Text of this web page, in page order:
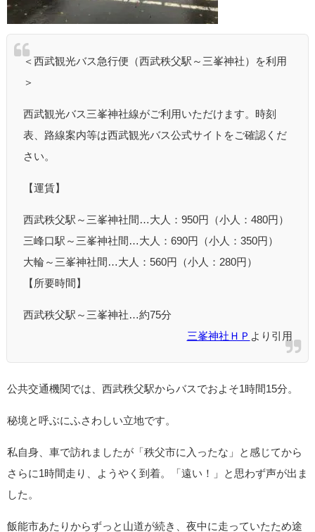
＜西武観光バス急行便（西武秩父駅～三峯神社）を利用
＞
西武観光バス三峯神社線がご利用いただけます。時刻
表、路線案内等は西武観光バス公式サイトをご確認くだ
さい。
【運賃】
西武秩父駅～三峯神社間…大人：950円（小人：480円）
三峰口駅～三峯神社間…大人：690円（小人：350円）
大輪～三峯神社間…大人：560円（小人：280円）
【所要時間】
西武秩父駅～三峯神社…約75分
三峯神社ＨＰ より引用
公共交通機関では、西武秩父駅からバスでおよそ1時間15分。
秘境と呼ぶにふさわしい立地です。
私自身、車で訪れましたが「秩父市に入ったな」と感じてから
さらに1時間走り、ようやく到着。「遠い！」と思わず声が出ま
した。
飯能市あたりからずっと山道が続き、夜中に走っていたため途